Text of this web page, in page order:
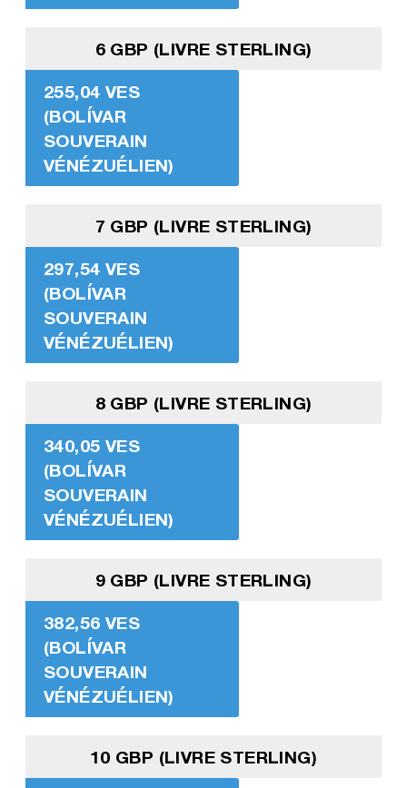
6 GBP (LIVRE STERLING)
255,04 VES
(BOLÍVAR
SOUVERAIN
VÉNÉZUÉLIEN)
7 GBP (LIVRE STERLING)
297,54 VES
(BOLÍVAR
SOUVERAIN
VÉNÉZUÉLIEN)
8 GBP (LIVRE STERLING)
340,05 VES
(BOLÍVAR
SOUVERAIN
VÉNÉZUÉLIEN)
9 GBP (LIVRE STERLING)
382,56 VES
(BOLÍVAR
SOUVERAIN
VÉNÉZUÉLIEN)
10 GBP (LIVRE STERLING)